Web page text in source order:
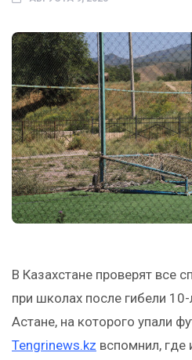
В Казахстане проверят все
при школах после гибели
Астане, на которого упали
Tengrinews.kz вспомнил, где